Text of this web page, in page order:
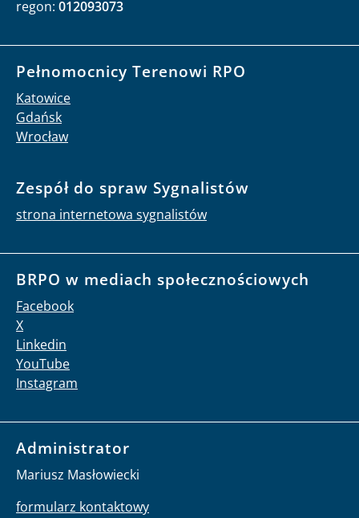
regon: 012093073
Pełnomocnicy Terenowi RPO
Katowice
Gdańsk
Wrocław
Zespół do spraw Sygnalistów
strona internetowa sygnalistów
BRPO w mediach społecznościowych
Facebook
X
Linkedin
YouTube
Instagram
Administrator
Mariusz Masłowiecki
formularz kontaktowy